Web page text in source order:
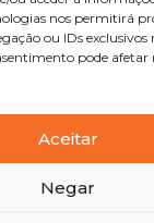
nos permitirá
ou IDs exclusivos
pode
Aceitar
Negar
Santa Clara
.
Privacidade |
Branding Agency